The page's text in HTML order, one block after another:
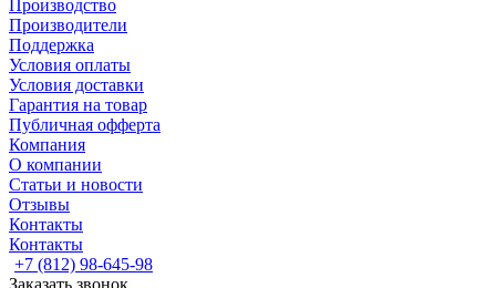
Производство
Производители
Поддержка
Условия оплаты
Условия доставки
Гарантия на товар
Публичная офферта
Компания
О компании
Статьи и новости
Отзывы
Контакты
Контакты
+7 (812) 98-645-98
Заказать звонок